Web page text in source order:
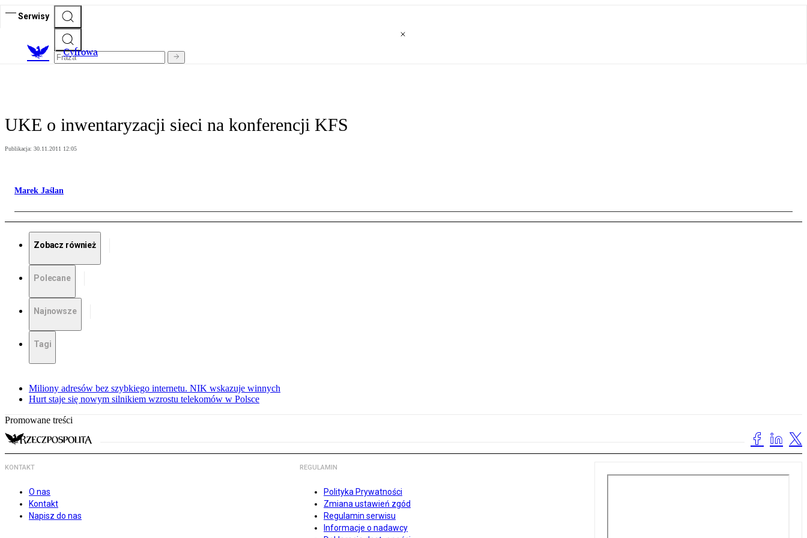
Serwisy
Cyfrowa
UKE o inwentaryzacji sieci na konferencji KFS
Publikacja: 30.11.2011 12:05
Marek Jaślan
Zobacz również
Polecane
Najnowsze
Tagi
Miliony adresów bez szybkiego internetu. NIK wskazuje winnych
Hurt staje się nowym silnikiem wzrostu telekomów w Polsce
Promowane treści
KONTAKT
O nas
Kontakt
Napisz do nas
REGULAMIN
Polityka Prywatności
Zmiana ustawień zgód
Regulamin serwisu
Informacje o nadawcy